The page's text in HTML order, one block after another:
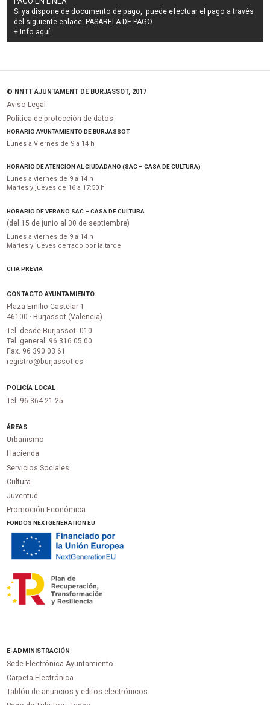
Si ya dispone de documento de pago, puede efectuar el pago a través
del siguiente enlace:PASARELA DE PAGO
+ Info aquí
© NNTT AJUNTAMENT DE BURJASSOT, 2017
Aviso Legal
Política de protección de datos
HORARIO AYUNTAMIENTO DE BURJASSOT
Lunes a Viernes de 9 a 14 h
HORARIO DE ATENCIÓN AL CIUDADANO (SAC – CASA DE CULTURA)
Lunes a viernes de 9 a 14 h
Martes y jueves de 16 a 17:50 h
HORARIO DE VERANO SAC – CASA DE CULTURA
(del 15 de junio al 30 de septiembre)
Lunes a viernes de 9 a 14 h
Martes y jueves cerrado por la tarde
CITA PREVIA
CONTACTO AYUNTAMIENTO
Plaza Emilio Castelar 1
46100 · Burjassot (Valencia)
Tel. desde Burjassot: 010
Tel. general: 96 316 05 00
Fax. 96 390 03 61
registro@burjassot.es
POLICÍA LOCAL
Tel. 96 364 21 25
ÁREAS
Urbanismo
Hacienda
Servicios Sociales
Cultura
Juventud
Promoción Económica
FONDOS NEXTGENERATION EU
E-ADMINISTRACIÓN
Sede Electrónica Ayuntamiento
Carpeta Electrónica
Tablón de anuncios y editos electrónicos